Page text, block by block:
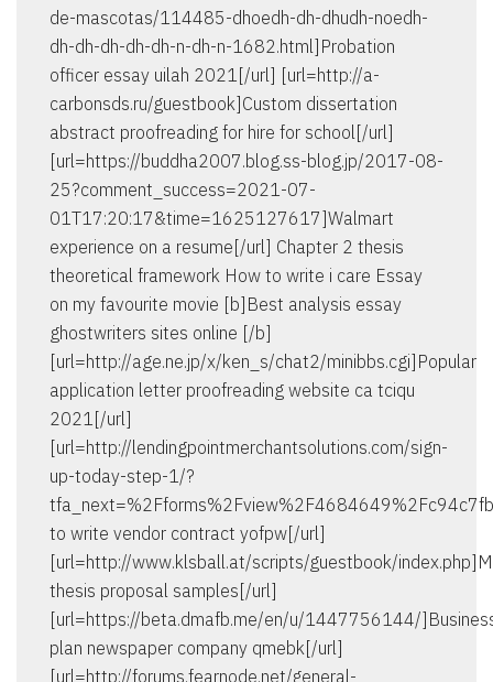
de-mascotas/114485-dhoedh-dh-dhudh-noedh-
dh-dh-dh-dh-dh-n-dh-n-1682.html]Probation
officer essay uilah 2021[/url] [url=http://a-
carbonsds.ru/guestbook]Custom dissertation
abstract proofreading for hire for school[/url]
[url=https://buddha2007.blog.ss-blog.jp/2017-08-
25?comment_success=2021-07-
01T17:20:17&time=1625127617]Walmart
experience on a resume[/url] Chapter 2 thesis
theoretical framework How to write i care Essay
on my favourite movie [b]Best analysis essay
ghostwriters sites online [/b]
[url=http://age.ne.jp/x/ken_s/chat2/minibbs.cgi]Popular
application letter proofreading website ca tciqu
2021[/url]
[url=http://lendingpointmerchantsolutions.com/sign-
up-today-step-1/?
to write vendor contract yofpw[/url]
[url=http://www.klsball.at/scripts/guestbook/
thesis proposal samples[/url]
[url=https://beta.dmafb.me/en/u/1447756144/
plan newspaper company qmebk[/url]
[url=http://forums.fearnode.net/general-